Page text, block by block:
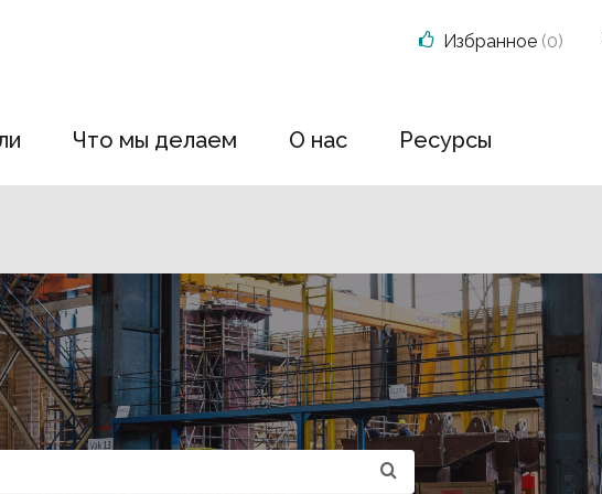
Что мы делаем О нас Ресурсы
Избранное (0)